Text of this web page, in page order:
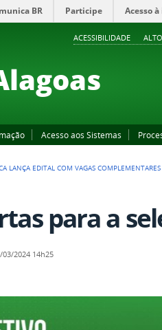
ACESSIBILIDADE
BR Participe Acesso
Acesso aos Sistemas
LANÇA EDITAL COM VAGAS
para a
03/2024 14h25